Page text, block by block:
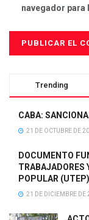
navegador para
Trending
CABA:
21 DE OCTUBRE DE
DOCUMENTO
TRABAJADORES
POPULAR (UTEP)
21 DE DICIEMBRE DE